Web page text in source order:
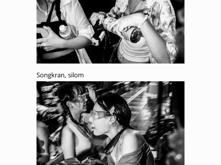
Songkran, silom